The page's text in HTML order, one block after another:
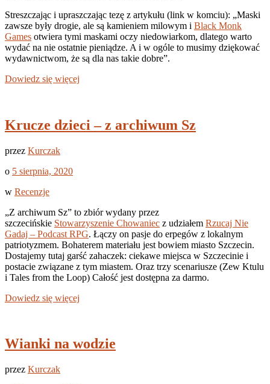
Streszczając i upraszczając tezę z artykułu (link w komciu): „Maski
zawsze były drogie, ale są kamieniem milowym i Black Monk
Games otwiera tymi maskami oczy niedowiarkom, dlatego warto
wydać na nie ostatnie pieniądze. A i w ogóle to musimy dziękować
wydawnictwom, że są dla nas takie dobre”.
Dowiedz się więcej
Krucze dzieci – z archiwum Sz
przez Kurczak
o 5 sierpnia, 2020
w Recenzje
„Z archiwum Sz” to zbiór wydany przez
szczecińskie Stowarzyszenie Chowaniec z udziałem Rzucaj Nie
Gadaj – Podcast RPG. Łączy on pasje do erpegów z lokalnym
patriotyzmem. Bohaterem materiału jest bowiem miasto Szczecin.
Dostajemy tutaj garść zahaczek: ciekawe miejsca w Szczecinie i
postacie związane z tym miastem. Oraz trzy scenariusze (Zew Ktulu
i Tales from the Loop) Całość jest dostępna za darmo.
Dowiedz się więcej
Wianki na wodzie
przez Kurczak